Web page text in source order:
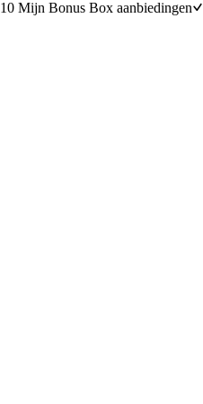
10 Mijn Bonus Box aanbiedingen